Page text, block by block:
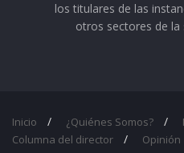
los titulares de las
otros sectores de la
Inicio ¿Quiénes Somos?
Columna del director
Opinión